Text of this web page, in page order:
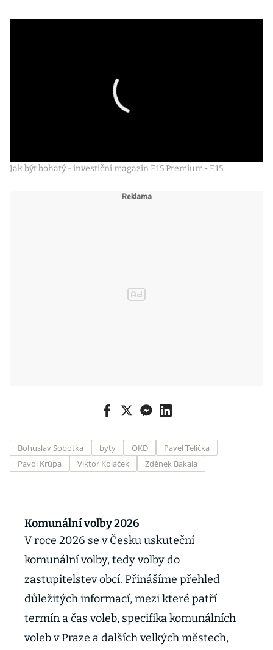
Jak být bohatý - investiční magazín E15 Premium • E15
Bohuslav Sobotka byty OKD
Pavel Telička
Pavol Krúpa
Viktor Koláček Zděnek Bakala
Komunální volby 2026
V roce 2026 se v Česku uskuteční
komunální volby, tedy volby do
zastupitelstev obcí. Přinášíme přehled
důležitých informací, mezi které patří
termín a čas voleb, specifika komunálních
voleb v Praze a dalších velkých městech,